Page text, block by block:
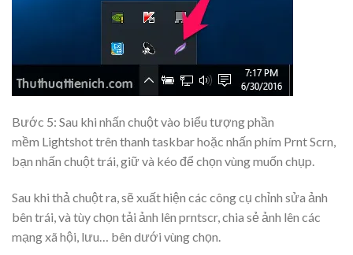
Bước 5: Sau khi nhấn chuột vào biểu tượng phần
mềm Lightshot trên thanh taskbar hoặc nhấn phím Prnt Scrn,
bạn nhấn chuột trái, giữ và kéo để chọn vùng muốn chụp.
Sau khi thả chuột ra, sẽ xuất hiện các công cụ chỉnh sửa ảnh
bên trái, và tùy chọn tải ảnh lên prntscr, chia sẻ ảnh lên các
mạng xã hội, lưu… bên dưới vùng chọn.